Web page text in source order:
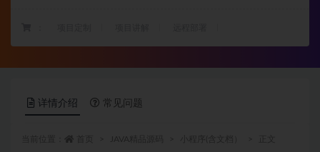
详情介绍 常见问题